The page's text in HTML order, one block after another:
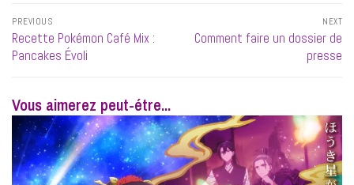
Navigation
de
l’article
PREVIOUS
Previous
post:
Recette Pokémon Café Mix :
Pancakes Évoli
NEXT
Next
Comment faire un dossier de
presse
Vous aimerez peut-étre...